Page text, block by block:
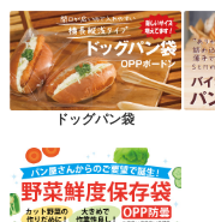
ドッグパン袋